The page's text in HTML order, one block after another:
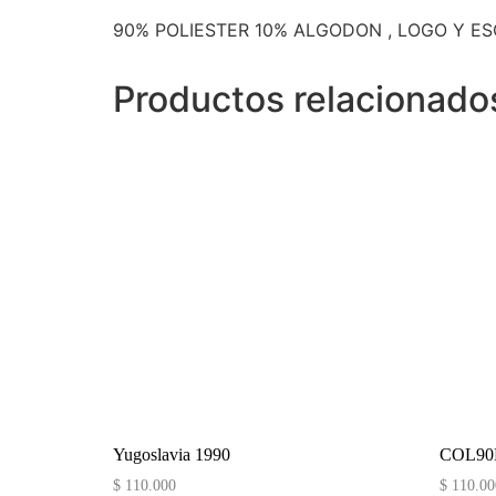
90% POLIESTER 10% ALGODON , LOGO Y
Productos
Yugoslavia 1990
$ 110.000 $